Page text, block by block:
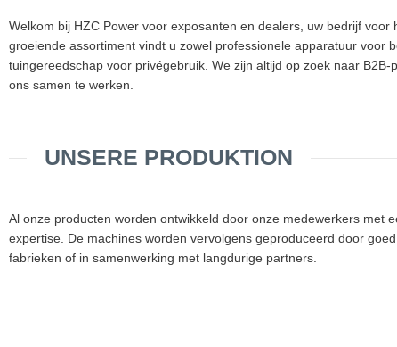
Welkom bij HZC Power voor exposanten en dealers, uw bedrijf
groeiende assortiment vindt u zowel professionele apparatuur voor
tuingereedschap voor privégebruik. We zijn altijd op zoek naar
ons samen te werken.
UNSERE PRODUKTION
Al onze producten worden ontwikkeld door onze medewerkers met
expertise. De machines worden vervolgens geproduceerd door
fabrieken of in samenwerking met langdurige partners.